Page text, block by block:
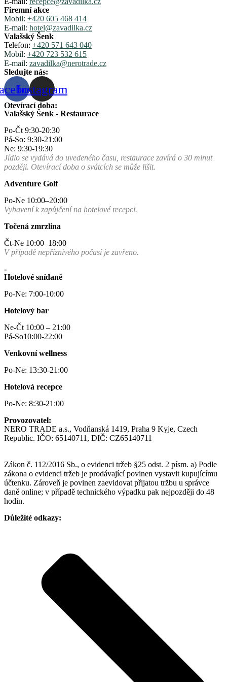
Firemní akce
Mobil: +420 605 468 414
E-mail: hotel@zavadilka.cz
Valašský Šenk
Telefon: +420 571 643 040
Mobil: +420 723 532 615
E-mail: zavadilka@nerotrade.cz
Sledujte nás:
Instagram
Otevírací doba:
Valašský Šenk - Restaurace
Po-Čt 9:30-20:30
Pá-So: 9:30-21:00
Ne: 9:30-19:30
Jídlo se vydává do uvedeného času, restaurace zavírá o 30 minut
později. Otevírací doba o svátcích se může lišit.
Adventure Golf
Po-Ne 10:00–20:00
Vybavení k zapůjčení na hotelové recepci.
Točená zmrzlina
Čt-Ne 10:00–18:00
V případě nepříznivého počasí je zavřeno.
-
Hotelové snídaně
Po-Ne: 7:00-10:00
Hotelový bar
Ne-Čt 10:00 – 21:00
Pá-So10:00-22:00
Venkovní wellness
Po-Ne: 13:30-21:00
Hotelová recepce
Po-Ne: 8:30-21:00
Provozovatel:
NERO TRADE a.s., Vodňanská 1419, Praha 9 Kyje, Czech
Republic. IČO: 65140711, DIČ: CZ65140711
Zákon č. 112/2016 Sb., o evidenci tržeb §25 odst. 2 písm. a) Podle
zákona o evidenci tržeb je prodávající povinen vystavit kupujícímu
účtenku. Zároveň je povinen zaevidovat přijatou tržbu u správce
daně online; v případě technického výpadku pak nejpozději do 48
hodin.
Důležité odkazy: